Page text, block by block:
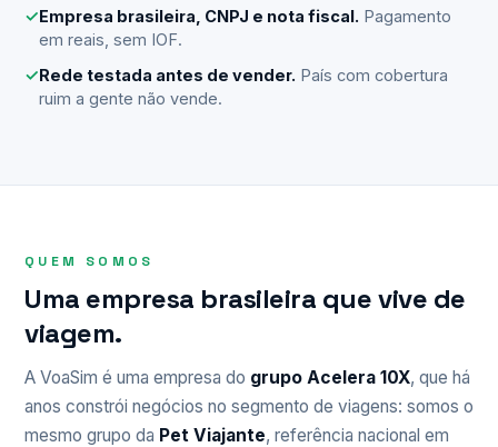
✓Empresa brasileira, CNPJ e nota fiscal. Pagamento
em reais, sem IOF.
✓Rede testada antes de vender. País com cobertura
ruim a gente não vende.
QUEM SOMOS
Uma empresa brasileira que vive de
viagem.
A VoaSim é uma empresa do grupo Acelera 10X, que há
anos constrói negócios no segmento de viagens: somos o
mesmo grupo da Pet Viajante, referência nacional em